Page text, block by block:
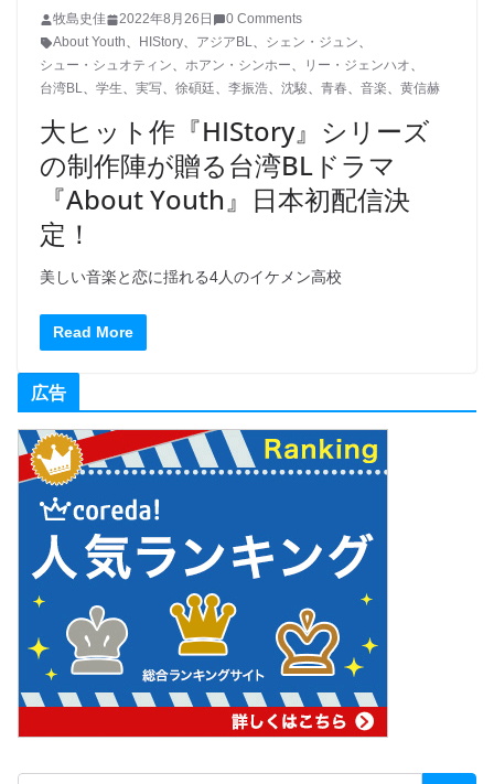
牧島史佳 2022年8月26日
0 Comments
About Youth、 HIStory、 アジアBL、 シェン・ジュン、
シュー・シュオティン、 ホアン・シンホー、 リー・ジェンハオ、
台湾BL、 学生、 実写、 徐碩廷、 李振浩、 沈駿、 青春、 音楽、 黄信赫
大ヒット作『HIStory』シリーズ
の制作陣が贈る台湾BLドラマ
『About Youth』日本初配信決
定！
美しい音楽と恋に揺れる4人のイケメン高校
Read More
広告